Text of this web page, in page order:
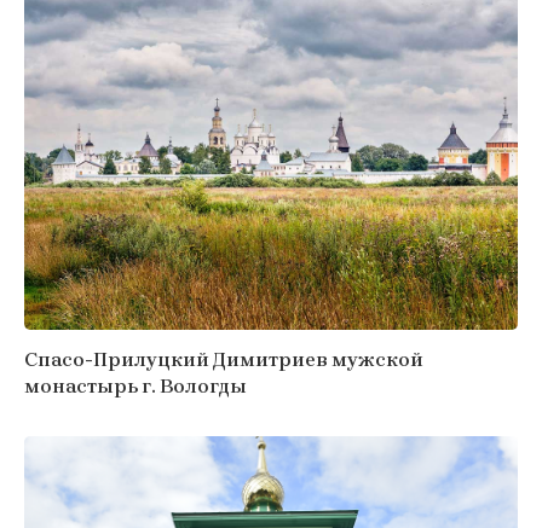
Спасо-Прилуцкий Димитриев мужской
монастырь г. Вологды